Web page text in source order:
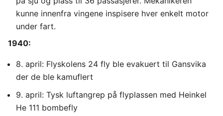
kunne innenfra vingene inspisere hver enkelt motor
under fart.
1940:
8. april: Flyskolens 24 fly ble evakuert til Gansvika
der de ble kamuflert
9. april: Tysk luftangrep på flyplassen med Heinkel
He 111 bombefly